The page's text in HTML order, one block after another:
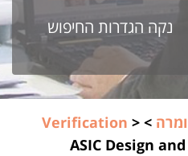
נקה הגדרות החיפוש
>
Verification >
ASIC Design